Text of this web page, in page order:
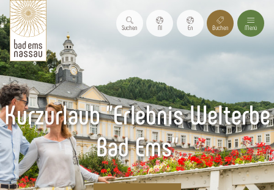
Suchen Nl En Buchen Menü
Kurzurlaub "Erlebnis Welterbe
Bad Ems"